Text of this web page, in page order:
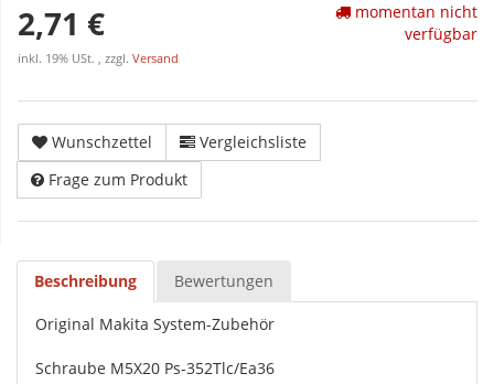
2,71 €
inkl. 19% USt. , zzgl. Versand
momentan nicht
verfügbar
Wunschzettel
Vergleichsliste
Frage zum Produkt
Beschreibung Bewertungen
Original Makita System-Zubehör
Schraube M5X20 Ps-352Tlc/Ea36